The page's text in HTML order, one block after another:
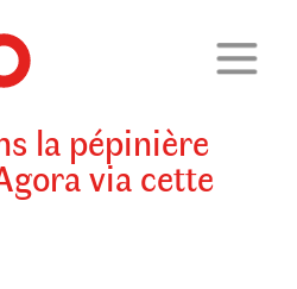
la pépinière
via cette